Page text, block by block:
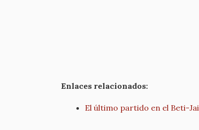
Enlaces relacionados:
El último partido en el Beti-Jai